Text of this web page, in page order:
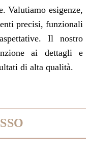
Valutiamo esigenze,
precisi, funzionali
Il nostro
ai dettagli e
di alta qualità.